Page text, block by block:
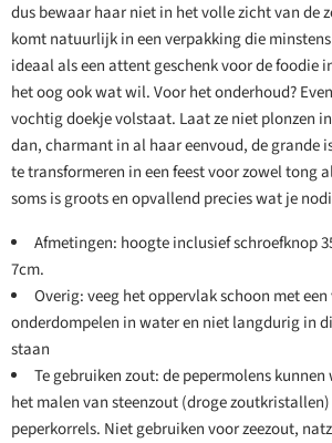
dus bewaar haar niet in het volle zicht van de
komt natuurlijk in een verpakking die
ideaal als een attent geschenk voor de foodie
het oog ook wat wil. Voor het onderhoud?
vochtig doekje volstaat. Laat ze niet plonzen
dan, charmant in al haar eenvoud, de grande
te transformeren in een feest voor zowel tong
soms is groots en opvallend precies wat je
Afmetingen: hoogte inclusief schroefknop
7cm.
Overig: veeg het oppervlak schoon met
onderdompelen in water en niet langdurig in
staan
Te gebruiken zout: de pepermolens
het malen van steenzout (droge
peperkorrels. Niet gebruiken voor zeezout,